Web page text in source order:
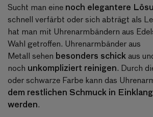
Sucht man eine noch elegantere
schnell verfärbt oder sich abträgt als
hat man mit Uhrenarmbändern aus
Wahl getroffen. Uhrenarmbänder aus
Metall sehen besonders schick aus
noch unkompliziert reinigen. Durch
oder schwarze Farbe kann das
dem restlichen Schmuck in
werden.